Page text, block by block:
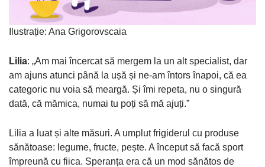
Ilustrație: Ana Grigorovscaia
Lilia: „Am mai încercat să mergem la un alt specialist, dar
am ajuns atunci până la ușă și ne-am întors înapoi, că ea
categoric nu voia să meargă. Și îmi repeta, nu o singură
dată, că mămica, numai tu poți să mă ajuți.”
Lilia a luat și alte măsuri. A umplut frigiderul cu produse
sănătoase: legume, fructe, pește. A început să facă sport
împreună cu fiica. Speranța era că un mod sănătos de